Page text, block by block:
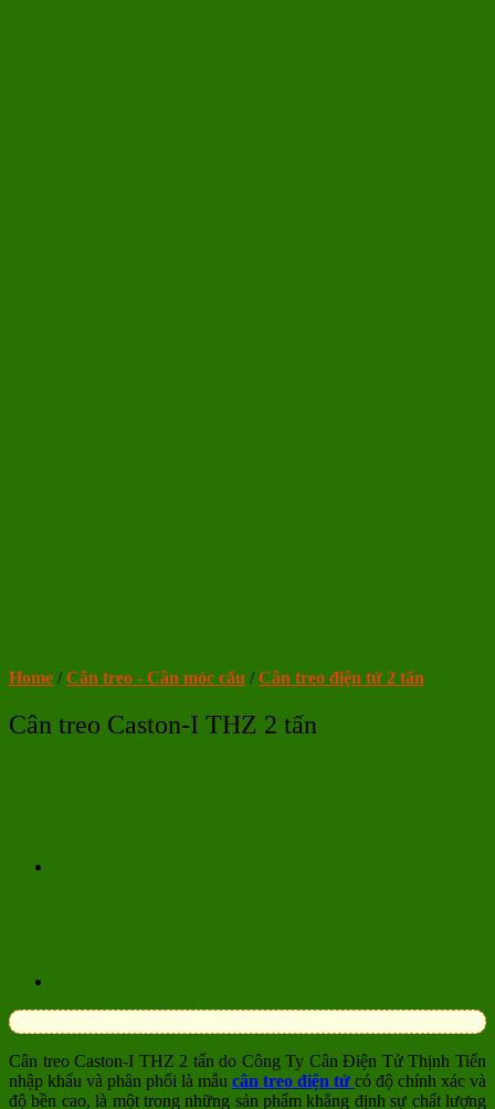
Home / Cân treo - Cân móc cẩu / Cân treo điện tử 2 tấn
Cân treo Caston-I THZ 2 tấn
Cân treo Caston-I THZ 2 tấn do Công Ty Cân Điện Tử Thịnh Tiến
nhập khẩu và phân phối là mẫu cân treo điện tử có độ chính xác và
độ bền cao, là một trong những sản phẩm khẳng định sự chất lượng